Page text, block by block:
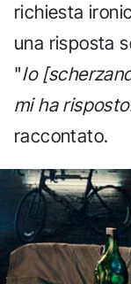
richiesta
una risposta
"Io
mi ha
raccontato.